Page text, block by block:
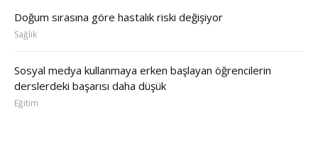
Doğum sırasına göre hastalık riski değişiyor
Sağlık
Sosyal medya kullanmaya erken başlayan öğrencilerin
derslerdeki başarısı daha düşük
Eğitim